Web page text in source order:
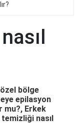
özel bölge
epilasyon
mu?, Erkek
temizliği nasıl